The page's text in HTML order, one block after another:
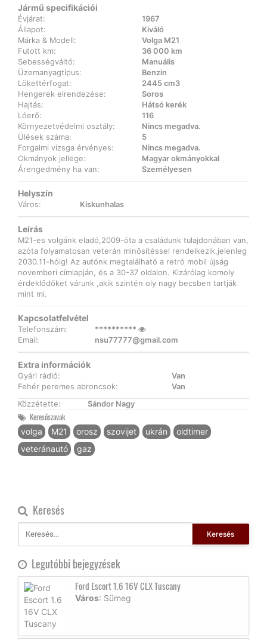
Jármű specifikációi
Évjárat:
1967
Állapot:
Kiváló
Márka & Modell:
Volga M21
Futott km:
36 000 km
Sebességváltó:
Manuális
Üzemanyagtípus:
Benzin
Lökettérfogat:
2445 cm3
Hengerek elrendezése:
Soros
Hajtás:
Hátsó kerék
Lóerő:
116
Környezetvédelmi osztály:
Nincs megadva.
Ülések száma:
5
Forgalmi vizsga érvényes:
Nincs megadva.
Okmányok jellege:
Magyar okmányokkal
Árengedmény ha van:
Személyesen
Helyszín
Város: Kiskunhalas
Leírás
M21-es volgánk eladó,2009-óta a családunk tulajdonában van,
azóta folyamatosan veterán minősítéssel rendelkezik,jelenleg
2030.11-hóig! Az autónk megtalálható a retró mobil újság
novemberi címlapján, és a 30-37 oldalon. Kizárólag komoly
érdeklődőket várunk ,akik szintén oly nagy becsben tartják
mint mi.
Kapcsolatfelvétel
Telefonszám:
**********
Email:
nsu77777@gmail.com
Extra információk
Gyári rádió:
Van
Fehér peremes abroncsok:
Van
Közzétette:
Sándor Nagy
Keresőszavak
volga M21 orosz szovijet ukrán
oldtimer
veteránautó
gaz
Keresés
Keresés
Legutóbbi bejegyzések
Ford Escort 1.6 16V CLX Tuscany
Város: Sümeg